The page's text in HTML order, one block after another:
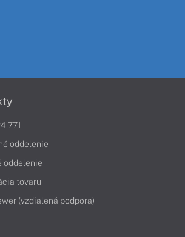
771
oddelenie
oddelenie
tovaru
(vzdialená podpora)